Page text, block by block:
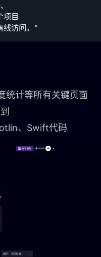
项目
统计等所有关键页面
、Swift代码